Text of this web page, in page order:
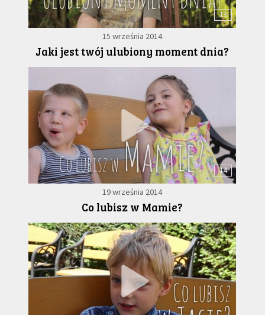
13
15 września 2014
Jaki jest twój ulubiony moment dnia?
14
19 września 2014
Co lubisz w Mamie?